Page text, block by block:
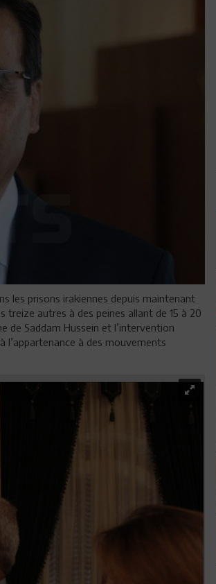
les prisons irakiennes depuis maintenant
treize autres à des peines allant de 15 à 20
de Saddam Hussein et l’intervention
l’appartenance à des mouvements